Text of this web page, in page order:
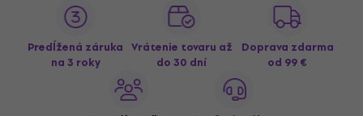
Predĺžená záruka
na 3 roky
Vrátenie tovaru až
do 30 dní
Doprava zdarma
od 99 €